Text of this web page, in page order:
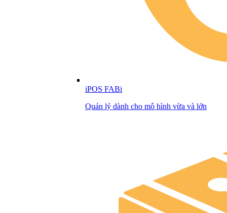
iPOS FABi
Quản lý dành cho mô hình vừa và lớn